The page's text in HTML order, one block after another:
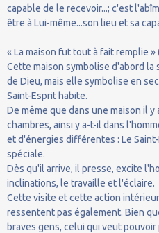
capable de le recevoir...; c'est
être à Lui-même...son lieu et sa
« La maison fut tout à fait remplie »
Cette maison symbolise d'abord la
de Dieu, mais elle symbolise en
Saint-Esprit habite.
De même que dans une maison il
chambres, ainsi y a-t-il dans
et d'énergies différentes : Le
spéciale.
Dès qu'il arrive, il presse, excite
inclinations, le travaille et l'éclaire.
Cette visite et cette action
ressentent pas également. Bien
braves gens, celui qui veut